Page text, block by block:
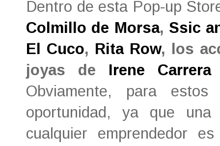
Dentro de esta Pop-up
Colmillo de Morsa, Ssic
El Cuco, Rita Row, los
joyas de Irene Carrera
Obviamente, para
oportunidad, ya que
cualquier emprendedor